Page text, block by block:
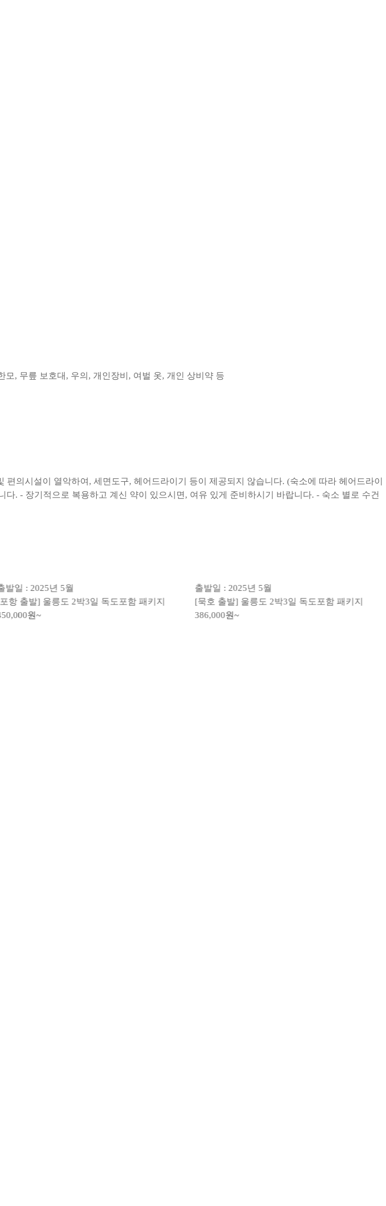
, 무릎 보호대, 우의, 개인장비, 여벌 옷, 개인 상비약 등
의시설이 열악하여, 세면도구, 헤어드라이기 등이 제공되지 않습니다. (숙소에 따라 헤어드라이
. - 장기적으로 복용하고 계신 약이 있으시면, 여유 있게 준비하시기 바랍니다. - 숙소 별로 수건
발일 : 2025년 5월
항 출발] 울릉도 2박3일 독도포함 패키지
원~
출발일 : 2025년 5월
[묵호 출발] 울릉도 2박3일 독도포함 패키지
386,000원~